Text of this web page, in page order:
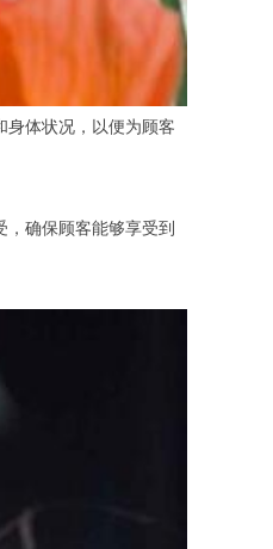
体状况，以便为顾客
确保顾客能够享受到